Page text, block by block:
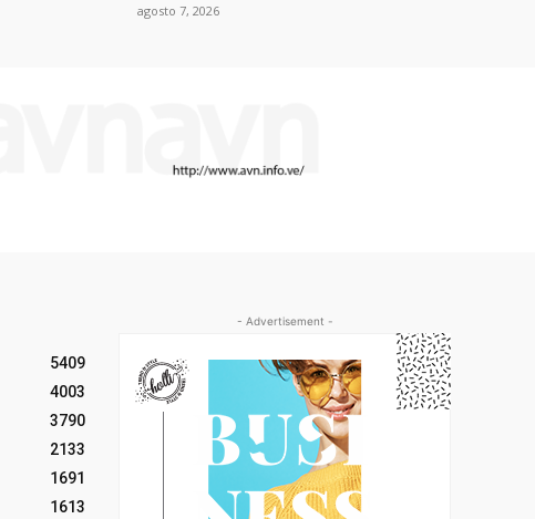
agosto 7, 2026
5409
4003
3790
2133
1691
1613
- Advertisement -